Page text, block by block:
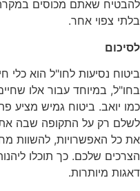
להבטיח שאתם מכוסים
בלתי צפוי אחר.
לסיכום
ביטוח נסיעות לחו"ל הוא כלי
בחו"ל, במיוחד עבור אלו
כמו יואב. ביטוח גמיש מציע
לשלם רק על התקופה שבה
את כל האפשרויות, להשוות
הצרכים שלכם. כך תוכלו
דאגות מיותרות.